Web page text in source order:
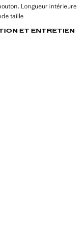
Longueur intérieure
taille
ET ENTRETIEN